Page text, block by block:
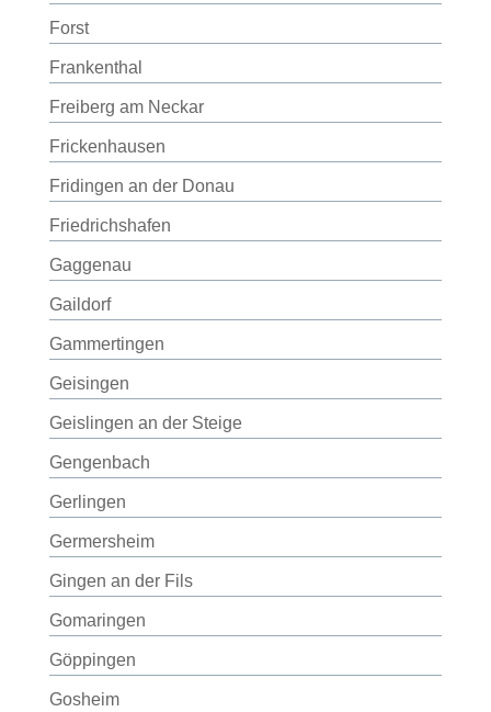
Forst
Frankenthal
Freiberg am Neckar
Frickenhausen
Fridingen an der Donau
Friedrichshafen
Gaggenau
Gaildorf
Gammertingen
Geisingen
Geislingen an der Steige
Gengenbach
Gerlingen
Germersheim
Gingen an der Fils
Gomaringen
Göppingen
Gosheim